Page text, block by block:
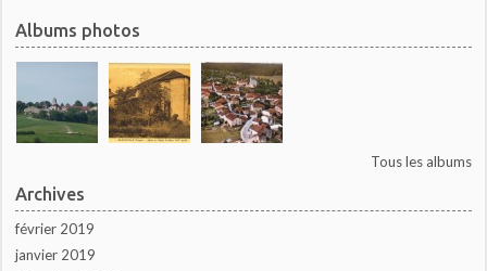
Albums photos
Tous les albums
Archives
février 2019
janvier 2019